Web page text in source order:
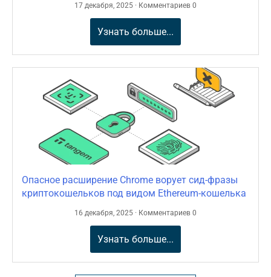
17 декабря, 2025 · Комментариев 0
Узнать больше...
Опасное расширение Chrome ворует сид-фразы
криптокошельков под видом Ethereum-кошелька
16 декабря, 2025 · Комментариев 0
Узнать больше...